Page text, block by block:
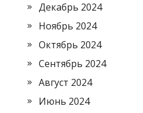
Декабрь 2024
Ноябрь 2024
Октябрь 2024
Сентябрь 2024
Август 2024
Июнь 2024